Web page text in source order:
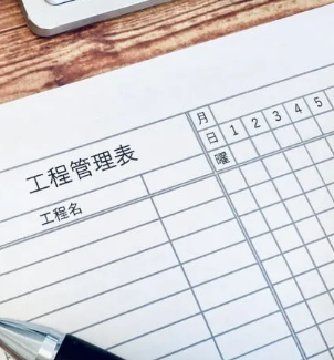
して受け取っておこう！